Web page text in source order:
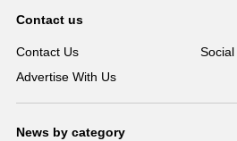
Contact us
Contact Us
Advertise With Us
News by category